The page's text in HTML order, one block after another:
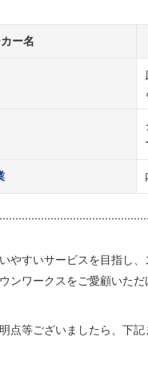
ー名
やすいサービスを目指し、
ンワークスをご愛顧いた
点等ございましたら、下記